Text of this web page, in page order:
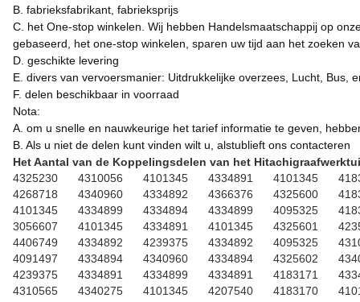
B. fabrieksfabrikant, fabrieksprijs
C. het One-stop winkelen. Wij hebben Handelsmaatschappij op
gebaseerd, het one-stop winkelen, sparen uw tijd aan het zoeken
D. geschikte levering
E. divers van vervoersmanier: Uitdrukkelijke overzees, Lucht, Bus,
F. delen beschikbaar in voorraad
Nota:
A. om u snelle en nauwkeurige het tarief informatie te geven,
B. Als u niet de delen kunt vinden wilt u, alstublieft ons contacteren
Het Aantal van de Koppelingsdelen van het
4325230
4310056 4101345 4334891 4101345
4268718
4340960 4334892 4366376 4325600
4101345
4334899 4334894 4334899 4095325
3056607
4101345 4334891 4101345 4325601
4406749
4334892 4239375 4334892 4095325
4091497
4334894 4340960 4334894 4325602
4239375
4334891 4334899 4334891 4183171
4310565
4340275 4101345 4207540 4183170